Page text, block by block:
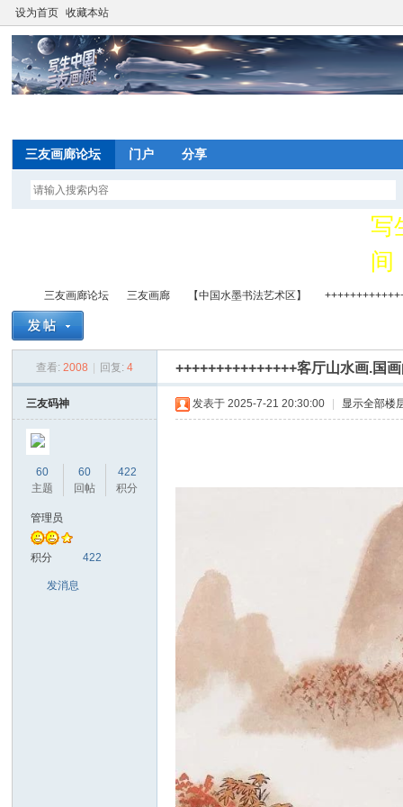
设为首页 收藏本站
三友画廊论坛 门户 分享
网
写
间
网
三友画廊论坛
›
三友画廊 【中国水墨书法艺术区】
›
查看: 2008 回复: 4 +++++++++++++++客厅山水画.国
三友码神
60
主题
60
回帖
422
积分
管理员
积分 422
发消息
发表于 2025-7-21 20:30:00 显示全部楼